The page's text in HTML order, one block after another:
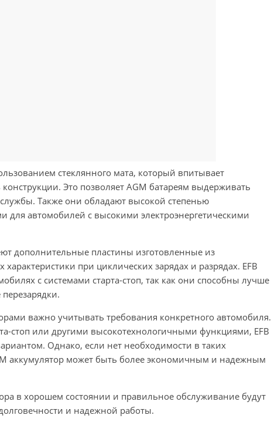
стеклянного мата, который впитывает
Это позволяет AGM батареям выдерживать
Также они обладают высокой степенью
для автомобилей с высокими электроэнергетическими
дополнительные пластины изготовленные из
при циклических зарядах и разрядах. EFB
с системами старта-стоп, так как они способны лучше
важно учитывать требования конкретного автомобиля.
стоп или другими высокотехнологичными функциями, EFB
Однако, если нет необходимости в таких
аккумулятор может быть более экономичным и надежным
в хорошем состоянии и правильное обслуживание будут
и надежной работы.